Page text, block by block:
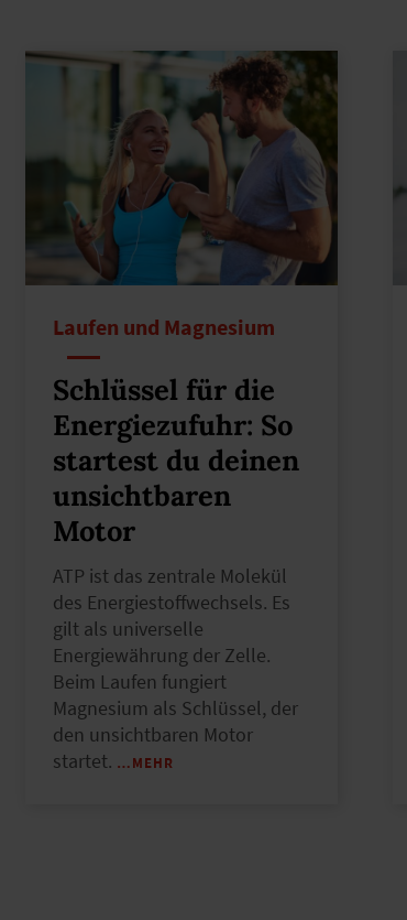
Laufen und Magnesium
Schlüssel für die
Energiezufuhr: So
startest du deinen
unsichtbaren
Motor
ATP ist das zentrale Molekül
des Energiestoffwechsels. Es
gilt als universelle
Energiewährung der Zelle.
Beim Laufen fungiert
Magnesium als Schlüssel, der
den unsichtbaren Motor
startet. …MEHR